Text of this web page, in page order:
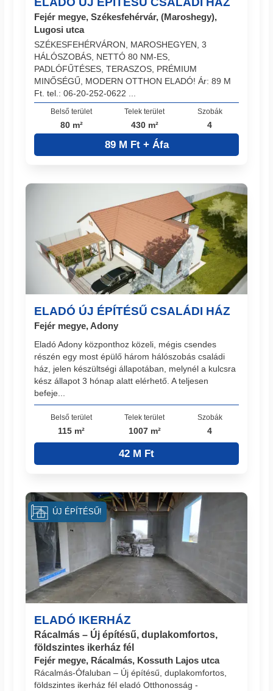
Fejér megye, Székesfehérvár, (Maroshegy),
Lugosi utca
SZÉKESFEHÉRVÁRON, MAROSHEGYEN, 3
HÁLÓSZOBÁS, NETTÓ 80 NM-ES,
PADLÓFŰTÉSES, TERASZOS, PRÉMIUM
MINŐSÉGŰ, MODERN OTTHON ELADÓ! Ár: 89 M
Ft. tel.: 06-20-252-0622 ...
Belső terület
80 m²
Telek terület
430 m²
Szobák
4
89 M Ft + Áfa
ELADÓ ÚJ ÉPÍTÉSŰ CSALÁDI HÁZ
Fejér megye, Adony
Eladó Adony központhoz közeli, mégis csendes
részén egy most épülő három hálószobás családi
ház, jelen készültségi állapotában, melynél a kulcsra
kész állapot 3 hónap alatt elérhető. A teljesen
befeje...
Belső terület
115 m²
Telek terület
1007 m²
Szobák
4
42 M Ft
ELADÓ IKERHÁZ
Rácalmás – Új építésű, duplakomfortos,
földszintes ikerház fél
Fejér megye, Rácalmás, Kossuth Lajos utca
Rácalmás-Ófaluban – Új építésű, duplakomfortos,
földszintes ikerház fél eladó Otthonosság -
ÚJ ÉPÍTÉSŰ!